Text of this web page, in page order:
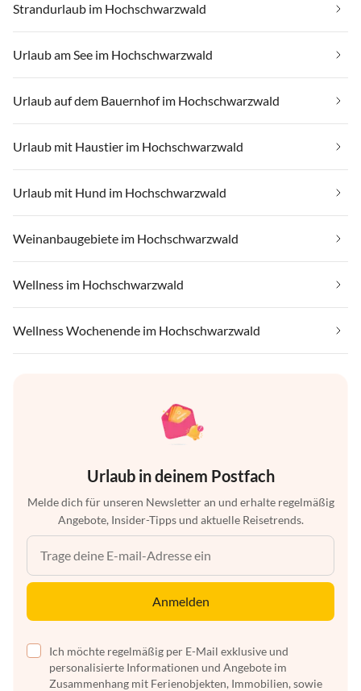
Strandurlaub im Hochschwarzwald
Urlaub am See im Hochschwarzwald
Urlaub auf dem Bauernhof im Hochschwarzwald
Urlaub mit Haustier im Hochschwarzwald
Urlaub mit Hund im Hochschwarzwald
Weinanbaugebiete im Hochschwarzwald
Wellness im Hochschwarzwald
Wellness Wochenende im Hochschwarzwald
Urlaub in deinem Postfach
Melde dich für unseren Newsletter an und erhalte regelmäßig
Angebote, Insider-Tipps und aktuelle Reisetrends.
Anmelden
Ich möchte regelmäßig per E-Mail exklusive und
personalisierte Informationen und Angebote im
Zusammenhang mit Ferienobjekten, Immobilien, sowie